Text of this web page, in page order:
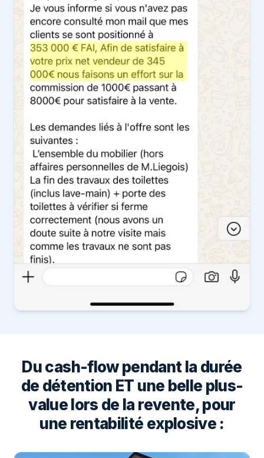
Du cash-flow pendant la durée
de détention ET une belle plus-
value lors de la revente, pour
une rentabilité explosive :